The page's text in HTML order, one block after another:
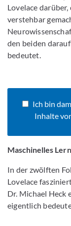
Lovelace
verstehbar
den beiden
bedeutet.
Ich bin
Inhalte
Maschinelles
In der zwölften
Lovelace
Dr. Michael Heck
eigentlich